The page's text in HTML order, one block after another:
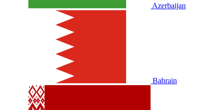
Azerbaijan
Bahrain